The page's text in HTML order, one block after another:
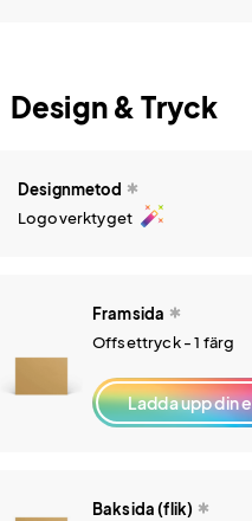
Design & Tryck
Designmetod
Logoverktyget auto_fix_high
Framsida
Offsettryck - 1 färg
Ladda upp din
Baksida (flik)